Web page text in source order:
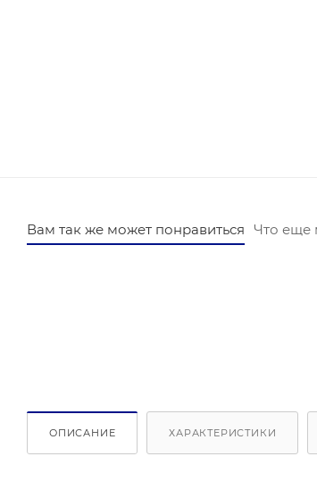
Вам так же может понравиться Что еще
ОПИСАНИЕ ХАРАКТЕРИСТИКИ